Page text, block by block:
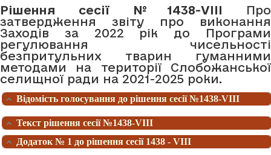
Рішення сесії №1438-VIII Про
затвердження звіту про виконання
Заходів за 2022 рік до Програми
регулювання чисельності
безпритульних тварин гуманними
методами на території Слобожанської
селищної ради на 2021-2025 роки.
Відомість голосування до рішення сесії №1438-VIII
Текст рішення сесії №1438-VIII
Додаток № 1 до рішення сесії 1438 - VIII